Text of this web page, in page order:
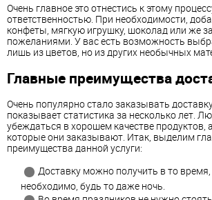
Очень главное это отнестись к этому
ответственностью. При необходимости,
конфеты, мягкую игрушку, шоколад или же
пожеланиями. У вас есть возможность
лишь из цветов, но из других необычных
Главные преимущества
Очень популярно стало заказывать
показывает статистика за несколько лет.
убеждаться в хорошем качестве продуктов,
которые они заказывают. Итак, выделим
преимущества данной услуги:
Доставку можно получить в то
необходимо, будь то даже ночь.